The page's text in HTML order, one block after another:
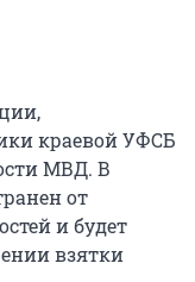
краевой УФСБ
МВД. В
от
и будет
взятки